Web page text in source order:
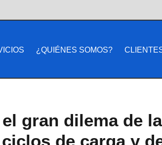
¿QUIÉNES SOMOS?
gran dilema de
de carga y